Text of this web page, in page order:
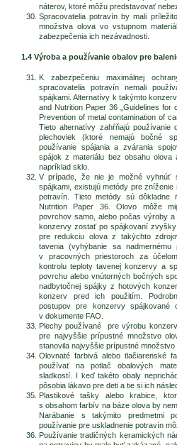
náterov, ktoré môžu predstavovať
Spracovatelia potravín by mali
množstva olova vo vstupnom
zabezpečenia ich nezávadnosti.
1.4 Výroba a používanie obalov pre
K zabezpečeniu maximálnej
spracovatelia potravín nemali
spájkami. Alternatívy k takýmto
and Nutrition Paper 36 „Guidelines for
Prevention of metal contamination of
Tieto alternatívy zahŕňajú používanie
plechoviek (ktoré nemajú bočné
používanie spájania a zvárania
spájok z materiálu bez obsahu
napríklad sklo.
V prípade, že nie je možné vyhnúť
spájkami, existujú metódy pre
potravín. Tieto metódy sú
Nutrition Paper 36. Olovo môže
povrchov samo, alebo počas výroby
konzervy zostať po spájkovaní
pre redukciu olova z takýchto
tavenia (vyhýbanie sa nadmernému
v pracovných priestoroch za
kontrolu teploty tavenej konzervy a
povrchu alebo vnútorných bočných
nadbytočnej spájky z hotových
konzerv pred ich použitím.
postupov pre konzervy spájkované
v dokumente FAO.
Plechy používané pre výrobu
pre najvyššie prípustné množstvo
stanovila najvyššie prípustné množstvo
Olovnaté farbivá alebo tlačiarenské
používať na potlač obalových
sladkostí. I keď takéto obaly
pôsobia lákavo pre deti a tie si ich
Plastikové tašky alebo krabice,
s obsahom farbív na báze olova by
Narábanie s takýmito predmetmi
používanie pre uskladnenie potravín
Používanie tradičných keramických